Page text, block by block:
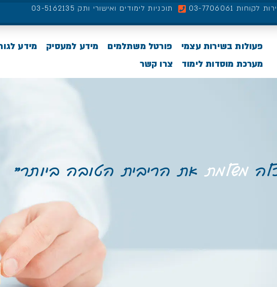
לקוחות 03-7706061 תוכניות לימודים ואישורי ותק 03-5162135
פעולות בשירות עצמי פורטל משתלמים מידע למעסיק
מידע
מערכת מוסדות לימוד
צרו קשר
משלמת את הריבית הטובה ביותר״